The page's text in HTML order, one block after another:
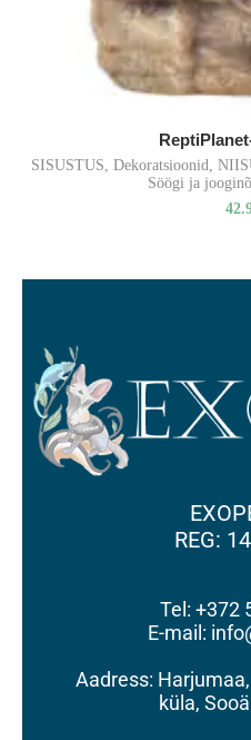
SISUSTUS Dekoratsioonid
Söögi ja
REG:
Tel: +372
E-mail:
Aadress:
küla,